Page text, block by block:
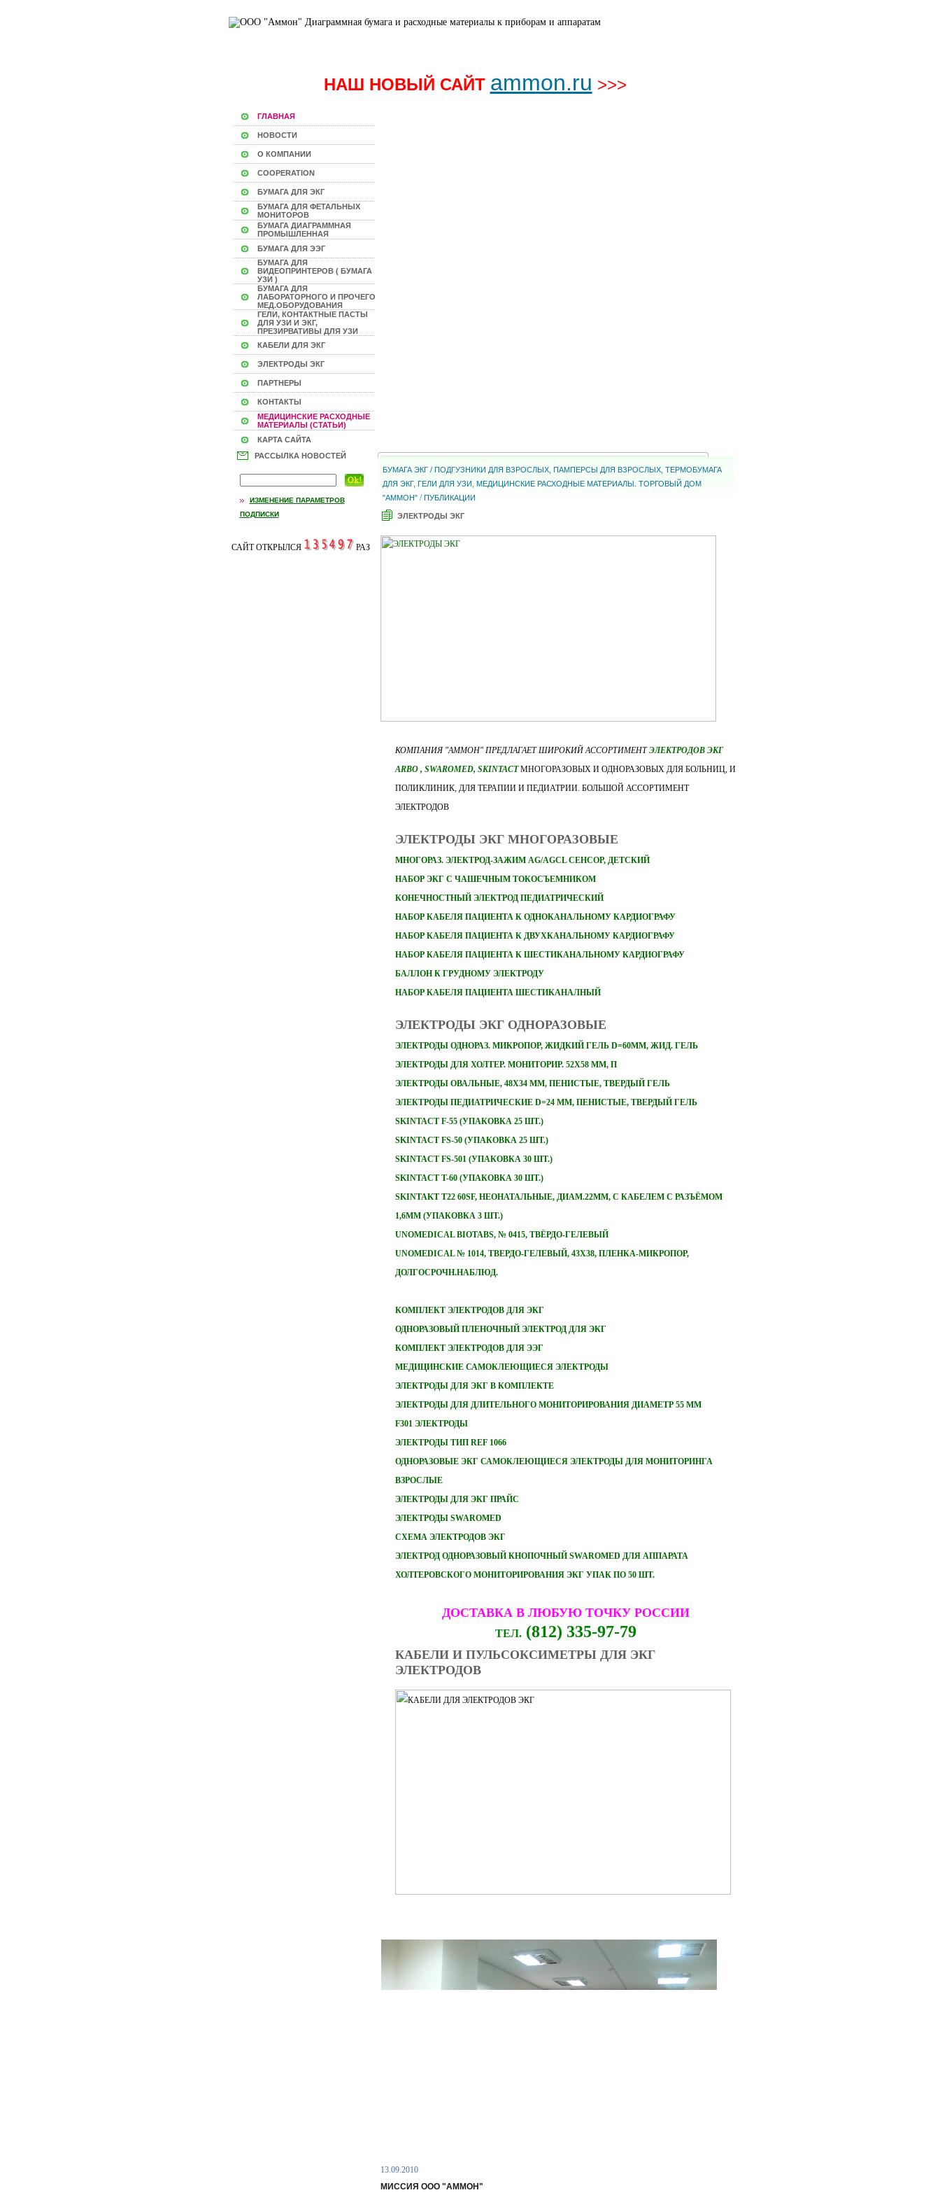
НАШ НОВЫЙ САЙТ ammon.ru >>>
ГЛАВНАЯ
НОВОСТИ
О КОМПАНИИ
COOPERATION
БУМАГА ДЛЯ ЭКГ
БУМАГА ДЛЯ ФЕТАЛЬНЫХ
МОНИТОРОВ
БУМАГА ДИАГРАММНАЯ
ПРОМЫШЛЕННАЯ
БУМАГА ДЛЯ ЭЭГ
БУМАГА ДЛЯ
ВИДЕОПРИНТЕРОВ ( БУМАГА
УЗИ )
БУМАГА ДЛЯ
ЛАБОРАТОРНОГО И ПРОЧЕГО
МЕД.ОБОРУДОВАНИЯ
ГЕЛИ, КОНТАКТНЫЕ ПАСТЫ
ДЛЯ УЗИ И ЭКГ,
ПРЕЗИРВАТИВЫ ДЛЯ УЗИ
КАБЕЛИ ДЛЯ ЭКГ
ЭЛЕКТРОДЫ ЭКГ
ПАРТНЕРЫ
КОНТАКТЫ
МЕДИЦИНСКИЕ РАСХОДНЫЕ
МАТЕРИАЛЫ (СТАТЬИ)
КАРТА САЙТА
РАССЫЛКА НОВОСТЕЙ
ИЗМЕНЕНИЕ ПАРАМЕТРОВ
ПОДПИСКИ
САЙТ ОТКРЫЛСЯ РАЗ
БУМАГА ЭКГ / ПОДГУЗНИКИ ДЛЯ ВЗРОСЛЫХ, ПАМПЕРСЫ ДЛЯ ВЗРОСЛЫХ, ТЕРМОБУМАГА
ДЛЯ ЭКГ, ГЕЛИ ДЛЯ УЗИ, МЕДИЦИНСКИЕ РАСХОДНЫЕ МАТЕРИАЛЫ. ТОРГОВЫЙ ДОМ
"АММОН"/ПУБЛИКАЦИИ
ЭЛЕКТРОДЫ ЭКГ
КОМПАНИЯ "АММОН" ПРЕДЛАГАЕТ ШИРОКИЙ АССОРТИМЕНТЭЛЕКТРОДОВ ЭКГ
ARBO , SWAROMED, SKINTACTМНОГОРАЗОВЫХ И ОДНОРАЗОВЫХ ДЛЯ БОЛЬНИЦ, И
ПОЛИКЛИНИК, ДЛЯ ТЕРАПИИ И ПЕДИАТРИИ. БОЛЬШОЙ АССОРТИМЕНТ
ЭЛЕКТРОДОВ
ЭЛЕКТРОДЫ ЭКГ МНОГОРАЗОВЫЕ
МНОГОРАЗ. ЭЛЕКТРОД-ЗАЖИМ AG/AGCL СЕНСОР, ДЕТСКИЙ
НАБОР ЭКГ С ЧАШЕЧНЫМ ТОКОСЪЕМНИКОМ
КОНЕЧНОСТНЫЙ ЭЛЕКТРОД ПЕДИАТРИЧЕСКИЙ
НАБОР КАБЕЛЯ ПАЦИЕНТА К ОДНОКАНАЛЬНОМУ КАРДИОГРАФУ
НАБОР КАБЕЛЯ ПАЦИЕНТА К ДВУХКАНАЛЬНОМУ КАРДИОГРАФУ
НАБОР КАБЕЛЯ ПАЦИЕНТА К ШЕСТИКАНАЛЬНОМУ КАРДИОГРАФУ
БАЛЛОН К ГРУДНОМУ ЭЛЕКТРОДУ
НАБОР КАБЕЛЯ ПАЦИЕНТА ШЕСТИКАНАЛНЫЙ
ЭЛЕКТРОДЫ ЭКГ ОДНОРАЗОВЫЕ
ЭЛЕКТРОДЫ ОДНОРАЗ. МИКРОПОР, ЖИДКИЙ ГЕЛЬ D=60ММ, ЖИД. ГЕЛЬ
ЭЛЕКТРОДЫ ДЛЯ ХОЛТЕР. МОНИТОРИР. 52Х58 ММ, П
ЭЛЕКТРОДЫ ОВАЛЬНЫЕ, 48Х34 ММ, ПЕНИСТЫЕ, ТВЕРДЫЙ ГЕЛЬ
ЭЛЕКТРОДЫ ПЕДИАТРИЧЕСКИЕ D=24 ММ, ПЕНИСТЫЕ, ТВЕРДЫЙ ГЕЛЬ
SKINTACT F-55 (УПАКОВКА 25 ШТ.)
SKINTACT FS-50 (УПАКОВКА 25 ШТ.)
SKINTACT FS-501 (УПАКОВКА 30 ШТ.)
SKINTACT T-60 (УПАКОВКА 30 ШТ.)
SKINTAKT T22 60SF, НЕОНАТАЛЬНЫЕ, ДИАМ.22ММ, С КАБЕЛЕМ С РАЗЪЁМОМ
1,6ММ (УПАКОВКА 3 ШТ.)
UNOMEDICAL BIOTABS, № 0415, ТВЁРДО-ГЕЛЕВЫЙ
UNOMEDICAL № 1014, ТВЕРДО-ГЕЛЕВЫЙ, 43Х38, ПЛЕНКА-МИКРОПОР,
ДОЛГОСРОЧН.НАБЛЮД.
КОМПЛЕКТ ЭЛЕКТРОДОВ ДЛЯ ЭКГ
ОДНОРАЗОВЫЙ ПЛЕНОЧНЫЙ ЭЛЕКТРОД ДЛЯ ЭКГ
КОМПЛЕКТ ЭЛЕКТРОДОВ ДЛЯ ЭЭГ
МЕДИЦИНСКИЕ САМОКЛЕЮЩИЕСЯ ЭЛЕКТРОДЫ
ЭЛЕКТРОДЫ ДЛЯ ЭКГ В КОМПЛЕКТЕ
ЭЛЕКТРОДЫ ДЛЯ ДЛИТЕЛЬНОГО МОНИТОРИРОВАНИЯ ДИАМЕТР 55 ММ
F301 ЭЛЕКТРОДЫ
ЭЛЕКТРОДЫ ТИП REF 1066
ОДНОРАЗОВЫЕ ЭКГ САМОКЛЕЮЩИЕСЯ ЭЛЕКТРОДЫ ДЛЯ МОНИТОРИНГА
ВЗРОСЛЫЕ
ЭЛЕКТРОДЫ ДЛЯ ЭКГ ПРАЙС
ЭЛЕКТРОДЫ SWAROMED
СХЕМА ЭЛЕКТРОДОВ ЭКГ
ЭЛЕКТРОД ОДНОРАЗОВЫЙ КНОПОЧНЫЙ SWAROMED ДЛЯ АППАРАТА
ХОЛТЕРОВСКОГО МОНИТОРИРОВАНИЯ ЭКГ УПАК ПО 50 ШТ.
ДОСТАВКА В ЛЮБУЮ ТОЧКУ РОССИИ
ТЕЛ.(812) 335-97-79
КАБЕЛИ И ПУЛЬСОКСИМЕТРЫ ДЛЯ ЭКГ
ЭЛЕКТРОДОВ
13.09.2010
МИССИЯ ООО "АММОН"